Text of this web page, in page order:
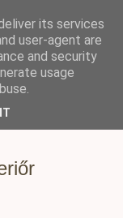
its services
user-agent are
and security
usage